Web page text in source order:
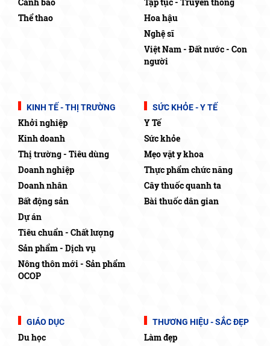
Thể thao
Hoa hậu
Nghệ sĩ
Việt Nam - Đất nước - Con
người
KINH TẾ - THỊ TRƯỜNG
Khởi nghiệp
Kinh doanh
Thị trường - Tiêu dùng
Doanh nghiệp
Doanh nhân
Bất động sản
Dự án
Tiêu chuẩn - Chất lượng
Sản phẩm - Dịch vụ
Nông thôn mới - Sản phẩm
OCOP
SỨC KHỎE - Y TẾ
Y Tế
Sức khỏe
Mẹo vặt y khoa
Thực phẩm chức năng
Cây thuốc quanh ta
Bài thuốc dân gian
GIÁO DỤC
Du học
THƯƠNG HIỆU - SẮC ĐẸP
Làm đẹp